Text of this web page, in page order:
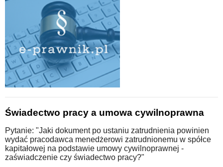
Świadectwo pracy a umowa cywilnoprawna
Pytanie: "Jaki dokument po ustaniu zatrudnienia powinien
wydać pracodawca menedżerowi zatrudnionemu w spółce
kapitałowej na podstawie umowy cywilnoprawnej -
zaświadczenie czy świadectwo pracy?"